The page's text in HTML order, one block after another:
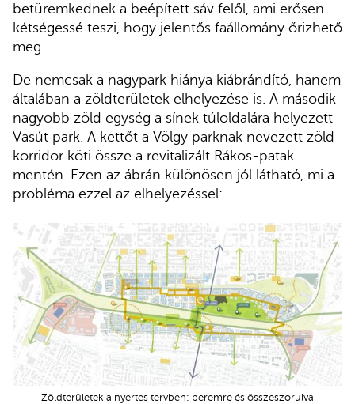
betüremkednek a beépített sáv felől, ami erősen
kétségessé teszi, hogy jelentős faállomány őrizhető
meg.
De nemcsak a nagypark hiánya kiábrándító, hanem
általában a zöldterületek elhelyezése is. A második
nagyobb zöld egység a sínek túloldalára helyezett
Vasút park. A kettőt a Völgy parknak nevezett zöld
korridor köti össze a revitalizált Rákos-patak
mentén. Ezen az ábrán különösen jól látható, mi a
probléma ezzel az elhelyezéssel:
Zöldterületek a nyertes tervben: peremre és összeszorulva